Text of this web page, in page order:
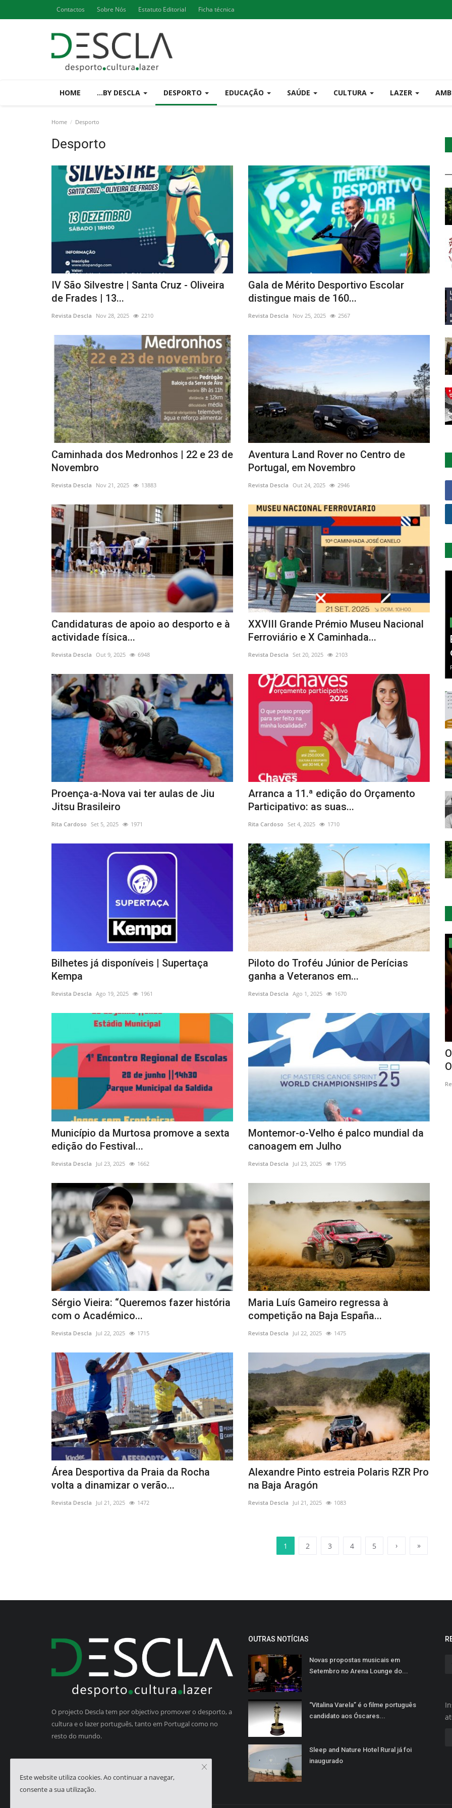
Contactos Sobre Nós Estatuto Editorial Ficha técnica
HOME ...BY DESCLA DESPORTO EDUCAÇÃO SAÚDE CULTURA LAZER
Home Desporto
Desporto
IV São Silvestre | Santa Cruz - Oliveira
de Frades | 13...
Revista Descla Nov 28, 2025 2210
Gala de Mérito Desportivo Escolar
distingue mais de 160...
Revista Descla Nov 25, 2025 2567
Caminhada dos Medronhos | 22 e 23 de
Novembro
Revista Descla Nov 21, 2025 13883
Aventura Land Rover no Centro de
Portugal, em Novembro
Revista Descla Out 24, 2025 2946
Candidaturas de apoio ao desporto e à
actividade física...
Revista Descla Out 9, 2025 6948
XXVIII Grande Prémio Museu Nacional
Ferroviário e X Caminhada...
Revista Descla Set 20, 2025 2103
Proença-a-Nova vai ter aulas de Jiu
Jitsu Brasileiro
Rita Cardoso Set 5, 2025 1971
Arranca a 11.ª edição do Orçamento
Participativo: as suas...
Rita Cardoso Set 4, 2025 1710
Bilhetes já disponíveis | Supertaça
Kempa
Revista Descla Ago 19, 2025 1961
Piloto do Troféu Júnior de Perícias
ganha a Veteranos em...
Revista Descla Ago 1, 2025 1670
Município da Murtosa promove a sexta
edição do Festival...
Revista Descla Jul 23, 2025 1662
Montemor-o-Velho é palco mundial da
canoagem em Julho
Revista Descla Jul 23, 2025 1795
Sérgio Vieira: “Queremos fazer história
com o Académico...
Revista Descla Jul 22, 2025 1715
Maria Luís Gameiro regressa à
competição na Baja España...
Revista Descla Jul 22, 2025 1475
Área Desportiva da Praia da Rocha
volta a dinamizar o verão...
Revista Descla Jul 21, 2025 1472
Alexandre Pinto estreia Polaris RZR Pro
na Baja Aragón
Revista Descla Jul 21, 2025 1083
1 2 3 4 5 › »
Desporto
BP Ultimate Adventure Team na Baja
TT Sharish Gin
Revista Descla Out 11, 2022 2696
Cultura
Museu do Oriente Apresenta A Força
das Coisas Frágeis
Revista Descla Jul 8, 2023 2229
O projecto Descla tem por objectivo promover o desporto, a
cultura e o lazer português, tanto em Portugal como no
resto do mundo.
OUTRAS NOTÍCIAS
Novas propostas musicais em
Setembro no Arena Lounge do...
“Vitalina Varela” é o filme português
candidato aos Óscares...
Sleep and Nature Hotel Rural já foi
inaugurado
Este website utiliza cookies. Ao continuar a navegar,
consente a sua utilização.